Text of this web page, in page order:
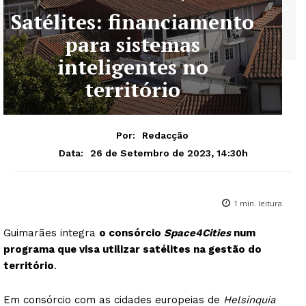
Satélites: financiamento
para sistemas
inteligentes no
território
Por:
Redacção
Data:
26 de Setembro de 2023, 14:30h
1 min. leitura
Guimarães integra o consórcio Space4Citiesnum
programa que visa utilizar satélites na gestão do
território.
Em consórcio com as cidades europeias de Helsínquia